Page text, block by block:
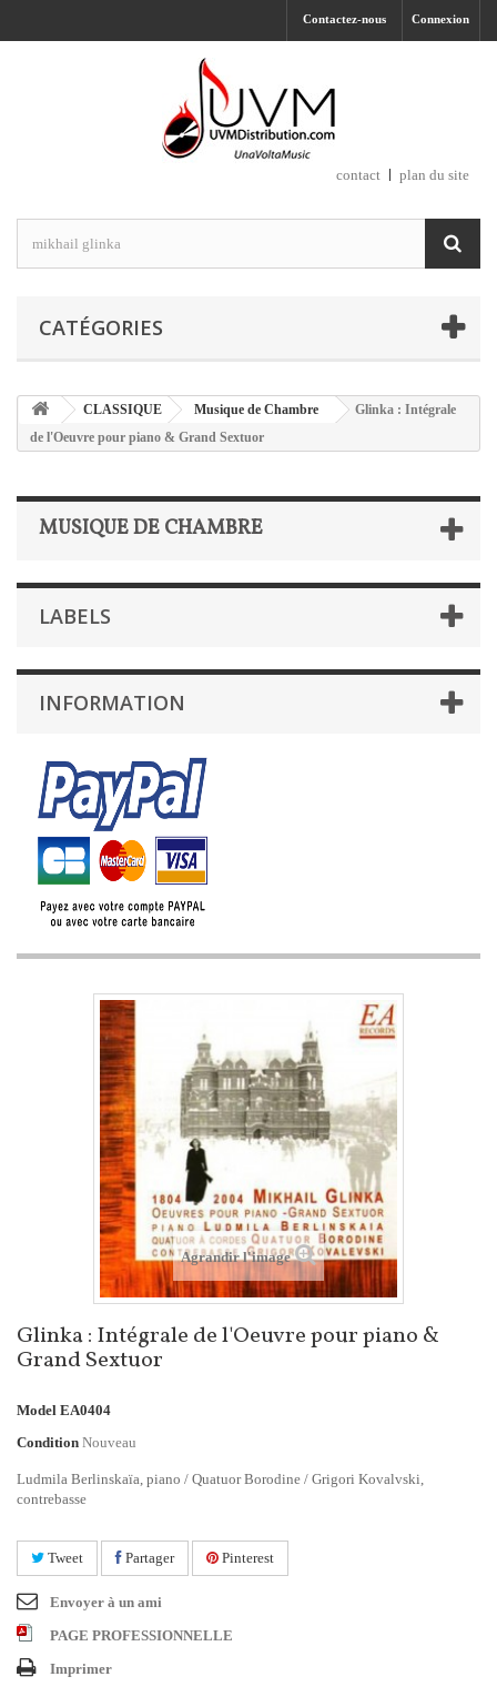
Connexion
Contactez-nous
contact plan du site
CATÉGORIES
CLASSIQUE Musique de Chambre
Glinka : Intégrale
de l'Oeuvre pour piano & Grand Sextuor
MUSIQUE DE CHAMBRE
LABELS
INFORMATION
Agrandir l'image
Glinka : Intégrale de l'Oeuvre pour piano &
Grand Sextuor
Model EA0404
Condition Nouveau
Ludmila Berlinskaïa, piano / Quatuor Borodine / Grigori Kovalvski,
contrebasse
Tweet Partager Pinterest
Envoyer à un ami
PAGE PROFESSIONNELLE
Imprimer